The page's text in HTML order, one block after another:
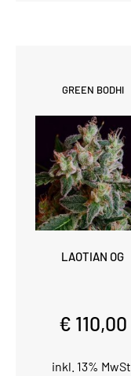
GREEN BODHI
LAOTIAN OG
€ 110,00
inkl. 13% MwSt.